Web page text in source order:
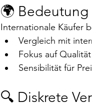
🌍
Internationale Käufer
Vergleich mit
Fokus auf
Sensibilität für
🔍 Diskrete